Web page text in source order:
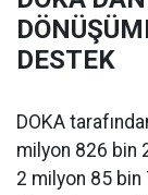
DESTEK
DOKA
milyon 826 bin
2 milyon 85